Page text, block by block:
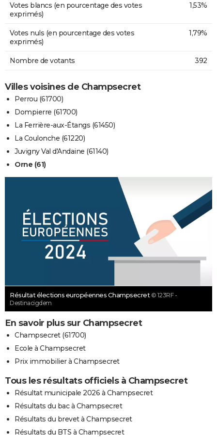
Votes blancs (en pourcentage des votes
exprimés)
1,53%
Votes nuls (en pourcentage des votes
exprimés)
1,79%
Nombre de votants 392
Villes voisines de Champsecret
Perrou (61700)
Dompierre (61700)
La Ferrière-aux-Étangs (61450)
La Coulonche (61220)
Juvigny Val d'Andaine (61140)
Orne (61)
Résultat élections européennes Champsecret © 123RF -
Destinacigdem
En savoir plus sur Champsecret
Champsecret (61700)
Ecole à Champsecret
Prix immobilier à Champsecret
Tous les résultats officiels à Champsecret
Résultat municipale 2026 à Champsecret
Résultats du bac à Champsecret
Résultats du brevet à Champsecret
Résultats du BTS à Champsecret